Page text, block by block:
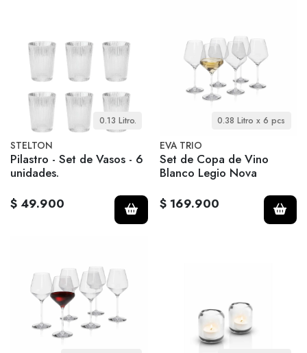
0.13 Litro.
STELTON
Pilastro - Set de Vasos - 6
unidades.
$ 49.900
0.38 Litro x 6 pcs
EVA TRIO
Set de Copa de Vino
Blanco Legio Nova
$ 169.900